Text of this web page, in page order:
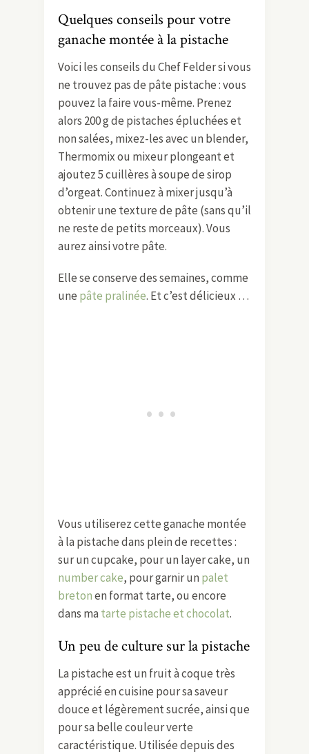
Quelques conseils pour votre
ganache montée à la pistache
Voici les conseils du Chef Felder si vous
ne trouvez pas de pâte pistache : vous
pouvez la faire vous-même. Prenez
alors 200 g de pistaches épluchées et
non salées, mixez-les avec un blender,
Thermomix ou mixeur plongeant et
ajoutez 5 cuillères à soupe de sirop
d’orgeat. Continuez à mixer jusqu’à
obtenir une texture de pâte (sans qu’il
ne reste de petits morceaux). Vous
aurez ainsi votre pâte.
Elle se conserve des semaines, comme
une pâte pralinée. Et c’est délicieux …
Vous utiliserez cette ganache montée
à la pistache dans plein de recettes :
sur un cupcake, pour un layer cake, un
number cake, pour garnir un palet
bretonen format tarte, ou encore
dans ma tarte pistache et chocolat.
Un peu de culture sur la pistache
La pistache est un fruit à coque très
apprécié en cuisine pour sa saveur
douce et légèrement sucrée, ainsi que
pour sa belle couleur verte
caractéristique. Utilisée depuis des